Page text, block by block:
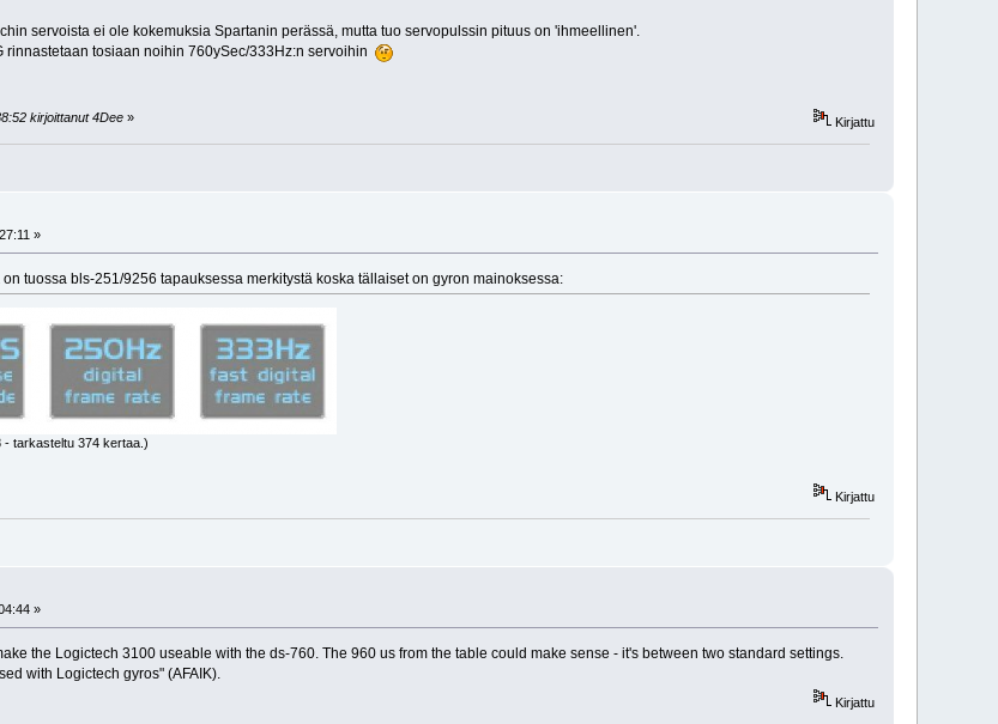
servoista ei ole kokemuksia Spartanin perässä, mutta tuo servopulssin pituus on 'ihmeellinen'.
tosiaan noihin 760ySec/333Hz:n servoihin
kirjoittanut 4Dee» Kirjattu
»
tuossa bls-251/9256 tapauksessa merkitystä koska tällaiset on gyron mainoksessa:
- tarkasteltu 374 kertaa.)
Kirjattu
»
the Logictech 3100 useable with the ds-760. The 960 us from the table could make sense - it's between two standard settings.
with Logictech gyros" (AFAIK).
Kirjattu